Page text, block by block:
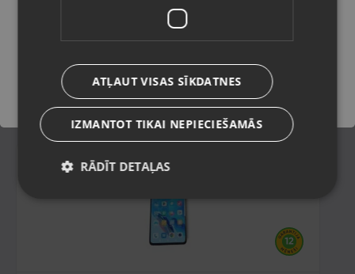
Stāvoklis Lietots (Garantija 6 mēneši)
190.00 €
8.64€/mēn.
Saglabāt
ATĻAUT VISAS SĪKDATNES
IZMANTOT TIKAI NEPIECIEŠAMĀS
RĀDĪT DETAĻAS